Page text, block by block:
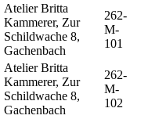
Atelier Britta
Kammerer, Zur
Schildwache 8,
Gachenbach
262-
M-
101
Atelier Britta
Kammerer, Zur
Schildwache 8,
Gachenbach
262-
M-
102